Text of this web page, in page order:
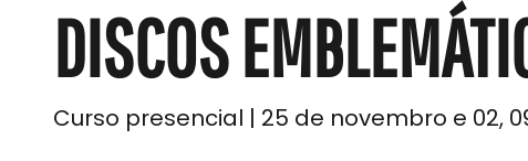
DISCOS
Curso presencial | 25 de novembro e 02,